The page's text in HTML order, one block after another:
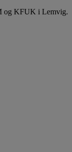
og KFUK i Lemvig.